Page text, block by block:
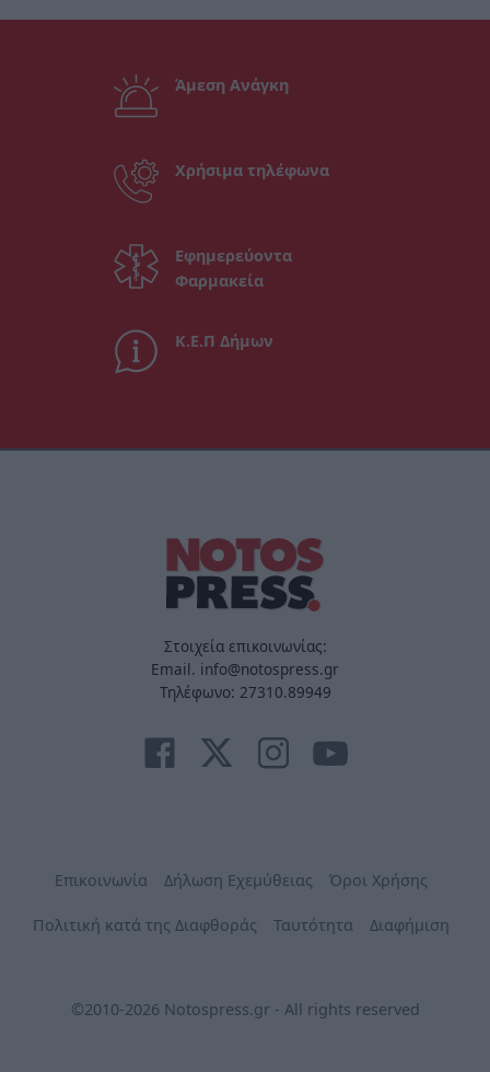
Άμεση Ανάγκη
Χρήσιμα τηλέφωνα
Εφημερεύοντα
Φαρμακεία
Κ.Ε.Π Δήμων
Στοιχεία επικοινωνίας:
Email. info@notospress.gr
Τηλέφωνο: 27310.89949
Επικοινωνία Δήλωση Εχεμύθειας Όροι Χρήσης
Πολιτική κατά της Διαφθοράς Ταυτότητα Διαφήμιση
©2010-2026 Notospress.gr - All rights reserved